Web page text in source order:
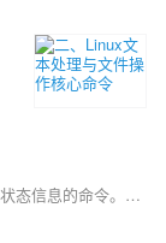
`stat` 是 Linux 系统中用于查看文件或文件系统详细状态信息的命令。相比 `ls -l`，它提供更全面的信息，包括文件大小、权限、所有者、时间戳（最后访问、修改、状态变更时间）、inode 号、设备信息等。其常用选项包括 `-f` 查看文件系统状态、`-t` 以简洁格式输出、`-L` 跟踪符号链接，以及 `-c` 或 `--format` 自定义输出格式。通过这些选项，用户可以灵活获取所需信息，适用于系统调试、权限检查、磁盘管理等场景。